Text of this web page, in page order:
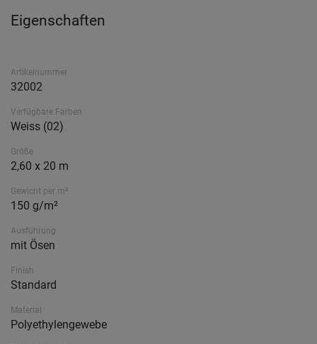
Eigenschaften
Artikelnummer
32002
Verfügbare Farben
Weiss (02)
Größe
2,60 x 20 m
Gewicht per m²
150 g/m²
Ausführung
mit Ösen
Finish
Standard
Material
Polyethylengewebe